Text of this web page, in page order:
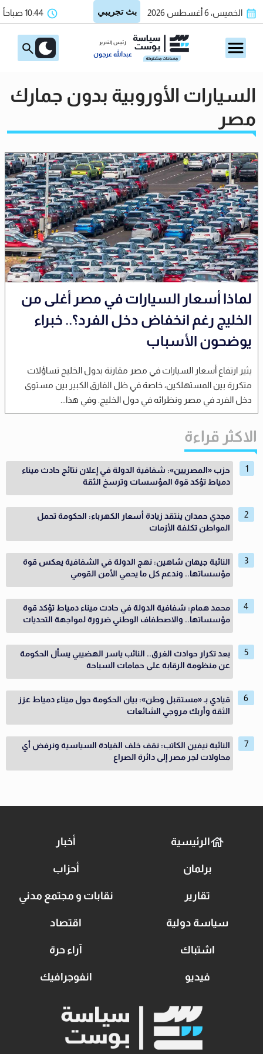
الخميس، 6 أغسطس 2026 10:44 صباحاً
رئيس التحرير
عبدالله عرجون
السيارات الأوروبية بدون جمارك
مصر
لماذا أسعار السيارات في مصر أغلى من
الخليج رغم انخفاض دخل الفرد؟.. خبراء
يوضحون الأسباب
يثير ارتفاع أسعار السيارات في مصر مقارنة بدول الخليج تساؤلات
متكررة بين المستهلكين، خاصة في ظل الفارق الكبير بين مستوى
دخل الفرد في مصر ونظرائه في دول الخليج. وفي هذا...
الاكثر قراءة
حزب «المصريين»: شفافية الدولة في إعلان نتائج حادث ميناء
دمياط تؤكد قوة المؤسسات وترسخ الثقة
مجدي حمدان ينتقد زيادة أسعار الكهرباء: الحكومة تحمل
المواطن تكلفة الأزمات
النائبة جيهان شاهين: نهج الدولة في الشفافية يعكس قوة
مؤسساتها.. وندعم كل ما يحمي الأمن القومي
محمد همام: شفافية الدولة في حادث ميناء دمياط تؤكد قوة
مؤسساتها.. والاصطفاف الوطني ضرورة لمواجهة التحديات
بعد تكرار حوادث الغرق.. النائب ياسر الهضيبي يسأل الحكومة
عن منظومة الرقابة على حمامات السباحة
قيادي بـ «مستقبل وطن»: بيان الحكومة حول ميناء دمياط عزز
الثقة وأربك مروجي الشائعات
النائبة نيفين الكاتب: نقف خلف القيادة السياسية ونرفض أي
محاولات لجر مصر إلى دائرة الصراع
الرئيسية أخبار
برلمان أحزاب
تقارير نقابات و مجتمع مدني
سياسة دولية اقتصاد
اشتباك آراء حرة
فيديو انفوجرافيك